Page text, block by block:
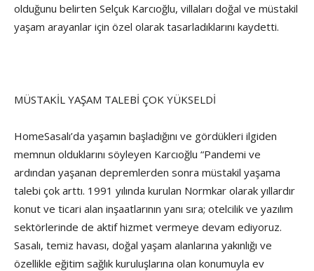
olduğunu belirten Selçuk Karcıoğlu, villaları doğal ve müstakil
yaşam arayanlar için özel olarak tasarladıklarını kaydetti.
MÜSTAKİL YAŞAM TALEBİ ÇOK YÜKSELDİ
HomeSasalı’da yaşamın başladığını ve gördükleri ilgiden
memnun olduklarını söyleyen Karcıoğlu “Pandemi ve
ardından yaşanan depremlerden sonra müstakil yaşama
talebi çok arttı. 1991 yılında kurulan Normkar olarak yıllardır
konut ve ticari alan inşaatlarının yanı sıra; otelcilik ve yazılım
sektörlerinde de aktif hizmet vermeye devam ediyoruz.
Sasalı, temiz havası, doğal yaşam alanlarına yakınlığı ve
özellikle eğitim sağlık kuruluşlarına olan konumuyla ev